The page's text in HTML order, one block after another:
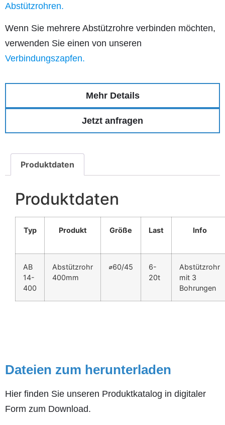
Abstützrohren.
Wenn Sie mehrere Abstützrohre verbinden möchten,
verwenden Sie einen von unseren
Verbindungszapfen.
Mehr Details
Jetzt anfragen
Produktdaten
Produktdaten
Typ Produkt Größe Last Info
AB
14-
400
Abstützrohr
400mm
⌀60/45
6-
20t
Abstützrohr
mit 3
Bohrungen
Dateien zum herunterladen
Hier finden Sie unseren Produktkatalog in digitaler
Form zum Download.